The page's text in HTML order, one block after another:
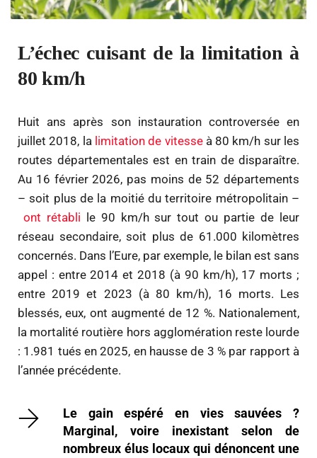
L’échec cuisant de la limitation à
80 km/h
Huit ans après son instauration controversée en
juillet 2018, la limitation de vitesseà 80 km/h sur les
routes départementales est en train de disparaître.
Au 16 février 2026, pas moins de 52 départements
– soit plus de la moitié du territoire métropolitain –
ont rétabli
le 90 km/h sur tout ou partie de leur
réseau secondaire, soit plus de 61.000 kilomètres
concernés. Dans l’Eure, par exemple, le bilan est sans
appel : entre 2014 et 2018 (à 90 km/h), 17 morts ;
entre 2019 et 2023 (à 80 km/h), 16 morts. Les
blessés, eux, ont augmenté de 12 %. Nationalement,
la mortalité routière hors agglomération reste lourde
: 1.981 tués en 2025, en hausse de 3 % par rapport à
l’année précédente.
Le gain espéré en vies sauvées ?
Marginal, voire inexistant selon de
nombreux élus locaux qui dénoncent une